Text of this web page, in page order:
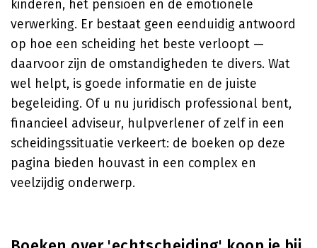
kinderen, het pensioen en de emotionele
verwerking. Er bestaat geen eenduidig antwoord
op hoe een scheiding het beste verloopt —
daarvoor zijn de omstandigheden te divers. Wat
wel helpt, is goede informatie en de juiste
begeleiding. Of u nu juridisch professional bent,
financieel adviseur, hulpverlener of zelf in een
scheidingssituatie verkeert: de boeken op deze
pagina bieden houvast in een complex en
veelzijdig onderwerp.